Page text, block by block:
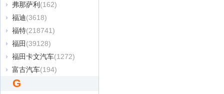
弗那萨利 (162)
福迪(3618)
福特(218741)
福田 (39128)
福田卡文汽车(1272)
富古汽车(194)
G